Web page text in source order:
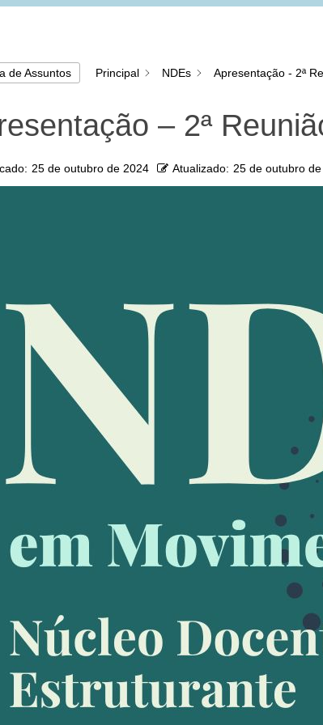
de Assuntos Principal NDEs Apresentação - 2ª
– 2ª
25 de outubro de 2024 Atualizado: 25 de outubro